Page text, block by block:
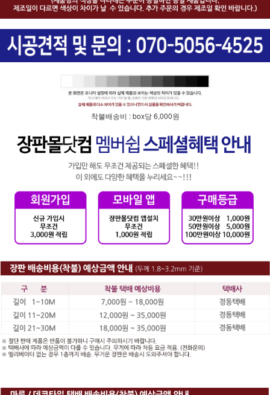
착불배송비 : box당 6,000원